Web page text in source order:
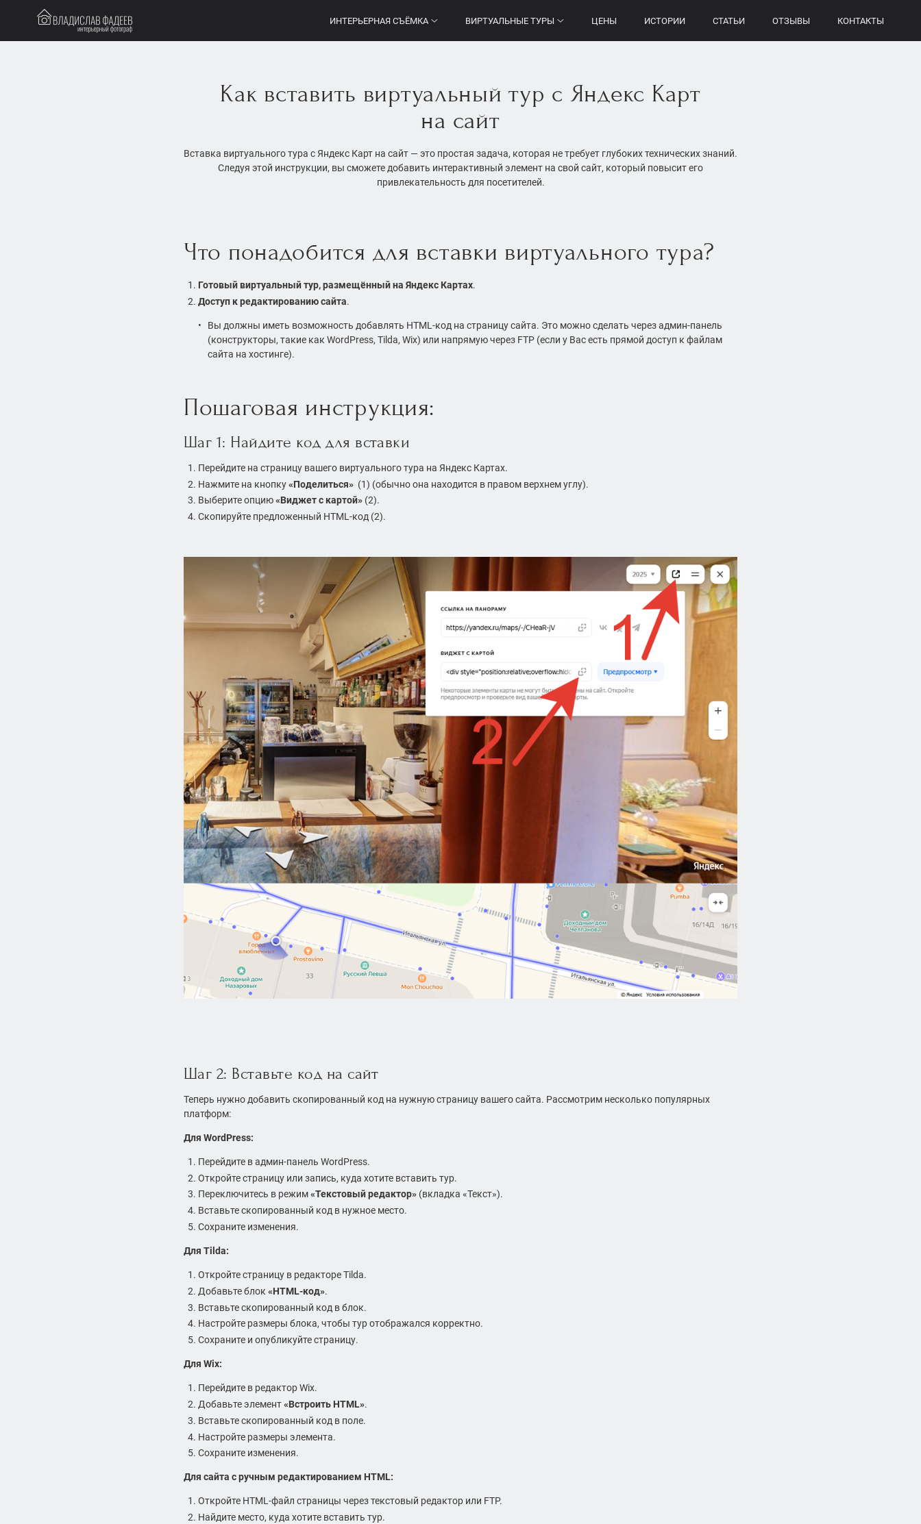
ИНТЕРЬЕРНАЯ СЪЁМКА ВИРТУАЛЬНЫЕ ТУРЫ ЦЕНЫ ИСТОРИИ СТАТЬИ ОТЗЫВЫ КОНТАКТЫ
Как вставить виртуальный тур с Яндекс Карт
на сайт
Вставка виртуального тура с Яндекс Карт на сайт — это простая задача, которая не требует глубоких технических знаний.
Следуя этой инструкции, вы сможете добавить интерактивный элемент на свой сайт, который повысит его
привлекательность для посетителей.
Что понадобится для вставки виртуального тура?
Готовый виртуальный тур, размещённый на Яндекс Картах.
Доступ к редактированию сайта.
Вы должны иметь возможность добавлять HTML-код на страницу сайта. Это можно сделать через админ-панель
(конструкторы, такие как WordPress, Tilda, Wix) или напрямую через FTP (если у Вас есть прямой доступ к файлам
сайта на хостинге).
Пошаговая инструкция:
Шаг 1: Найдите код для вставки
Перейдите на страницу вашего виртуального тура на Яндекс Картах.
Нажмите на кнопку«Поделиться» (1) (обычно она находится в правом верхнем углу).
Выберите опцию«Виджет с картой» (2).
Скопируйте предложенный HTML-код (2).
Шаг 2: Вставьте код на сайт
Теперь нужно добавить скопированный код на нужную страницу вашего сайта. Рассмотрим несколько популярных
платформ:
Для WordPress:
Перейдите в админ-панель WordPress.
Откройте страницу или запись, куда хотите вставить тур.
Переключитесь в режим«Текстовый редактор» (вкладка «Текст»).
Вставьте скопированный код в нужное место.
Сохраните изменения.
Для Tilda:
Откройте страницу в редакторе Tilda.
Добавьте блок «HTML-код».
Вставьте скопированный код в блок.
Настройте размеры блока, чтобы тур отображался корректно.
Сохраните и опубликуйте страницу.
Для Wix:
Перейдите в редактор Wix.
Добавьте элемент«Встроить HTML».
Вставьте скопированный код в поле.
Настройте размеры элемента.
Сохраните изменения.
Для сайта с ручным редактированием HTML:
Откройте HTML-файл страницы через текстовый редактор или FTP.
Найдите место, куда хотите вставить тур.